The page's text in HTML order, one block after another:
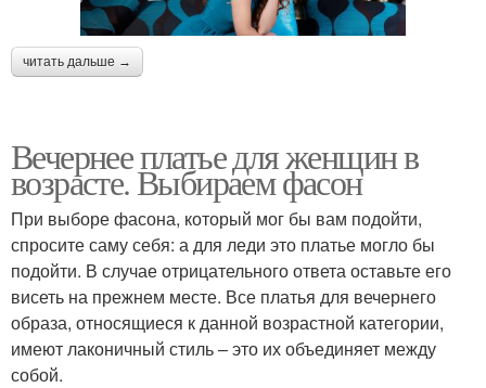
читать дальше →
Вечернее платье для женщин в
возрасте. Выбираем фасон
При выборе фасона, который мог бы вам подойти,
спросите саму себя: а для леди это платье могло бы
подойти. В случае отрицательного ответа оставьте его
висеть на прежнем месте. Все платья для вечернего
образа, относящиеся к данной возрастной категории,
имеют лаконичный стиль – это их объединяет между
собой.